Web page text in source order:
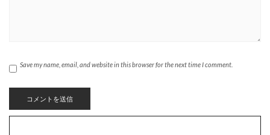
Save my name, email, and website in this browser for the next time I comment.